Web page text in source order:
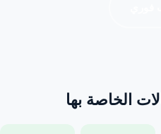
الخاصة بها